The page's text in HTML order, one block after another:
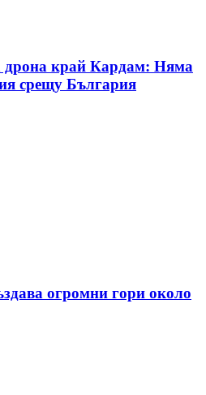
край Кардам: Няма
срещу България
огромни гори около